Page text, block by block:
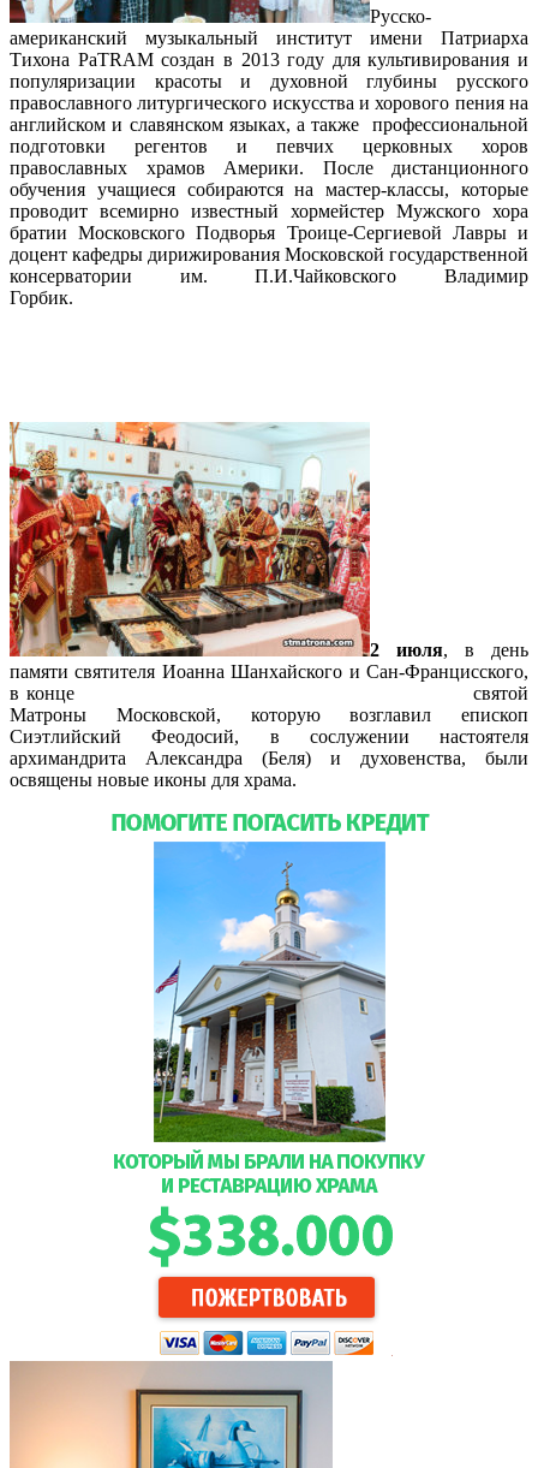
Русско-
американский музыкальный институт имени Патриарха
Тихона PaTRAM создан в 2013 году для культивирования и
популяризации красоты и духовной глубины русского
православного литургического искусства и хорового пения на
английском и славянском языках, а также профессиональной
подготовки регентов и певчих церковных хоров
православных храмов Америки. После дистанционного
обучения учащиеся собираются на мастер-классы, которые
проводит всемирно известный хормейстер Мужского хора
братии Московского Подворья Троице-Сергиевой Лавры и
доцент кафедры дирижирования Московской государственной
консерватории им. П.И.Чайковского Владимир
Горбик.
2 июля, в день
памяти святителя Иоанна Шанхайского и Сан-Францисского,
в конце
святой
Матроны Московской, которую возглавил епископ
Сиэтлийский Феодосий, в сослужении настоятеля
архимандрита Александра (Беля) и духовенства, были
освящены новые иконы для храма.